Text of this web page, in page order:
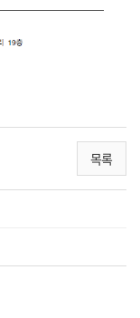
목록